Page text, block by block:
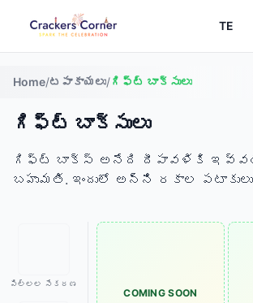
TE
Home/టపాకాయలు/గిఫ్ట్ బాక్సులు
గిఫ్ట్ బాక్సులు
గిఫ్ట్ బాక్స్ అనేది దీపావళికి
బహుమతి. ఇందులో అన్ని రకాల
పిల్లల సేకరణ
COMING SOON